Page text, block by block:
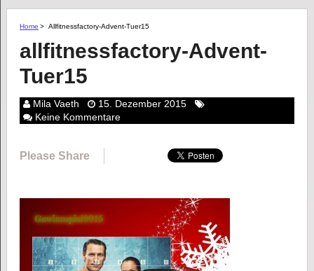
Home > Allfitnessfactory-Advent-Tuer15
allfitnessfactory-Advent-
Tuer15
Mila Vaeth
15. Dezember 2015
Keine Kommentare
Please Share